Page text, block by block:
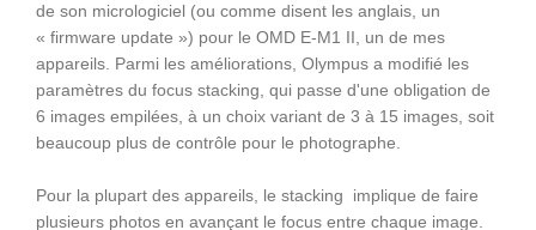
de son micrologiciel (ou comme disent les anglais, un
« firmware update ») pour le OMD E-M1 II, un de mes
appareils. Parmi les améliorations, Olympus a modifié les
paramètres du focus stacking, qui passe d'une obligation de
6 images empilées, à un choix variant de 3 à 15 images, soit
beaucoup plus de contrôle pour le photographe.
Pour la plupart des appareils, le stacking implique de faire
plusieurs photos en avançant le focus entre chaque image.